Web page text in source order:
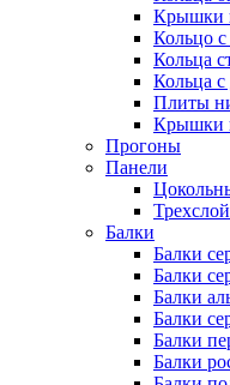
Крышки
Кольцо
Кольца
Кольца
Плиты
Крышки
Прогоны
Панели
Балки
Балки
Балки
Балки
Балки
Балки
Балки